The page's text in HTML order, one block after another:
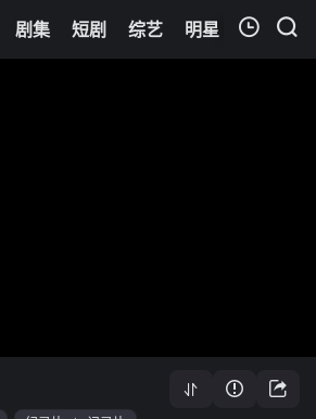
剧集 短剧 综艺 明星 周表